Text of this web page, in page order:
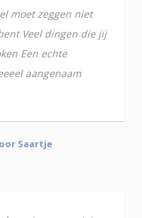
moet zeggen niet
Veel dingen die jij
Een echte
aangenaam
Saartje